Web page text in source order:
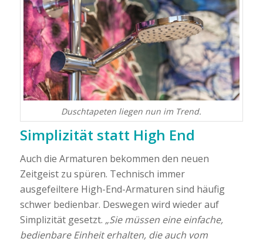
Duschtapeten liegen nun im Trend.
Simplizität statt High End
Auch die Armaturen bekommen den neuen
Zeitgeist zu spüren. Technisch immer
ausgefeiltere High-End-Armaturen sind häufig
schwer bedienbar. Deswegen wird wieder auf
Simplizität gesetzt. „Sie müssen eine einfache,
bedienbare Einheit erhalten, die auch vom